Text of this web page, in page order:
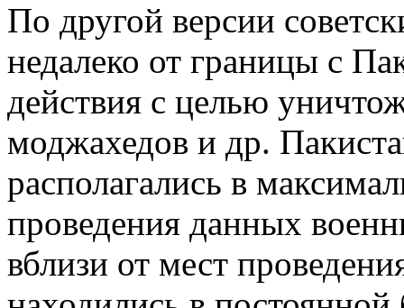
По другой версии
недалеко от границы с
действия с целью
моджахедов и др.
располагались в
проведения данных
вблизи от мест